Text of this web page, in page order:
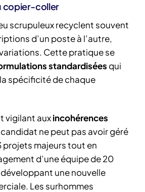
copier-coller
scrupuleux recyclent souvent
d’un poste à l’autre,
Cette pratique se
standardisées qui
spécificité de chaque
vigilant auxincohérences
candidat ne peut pas avoir géré
projets majeurs tout en
d’une équipe de 20
une nouvelle
Les surhommes